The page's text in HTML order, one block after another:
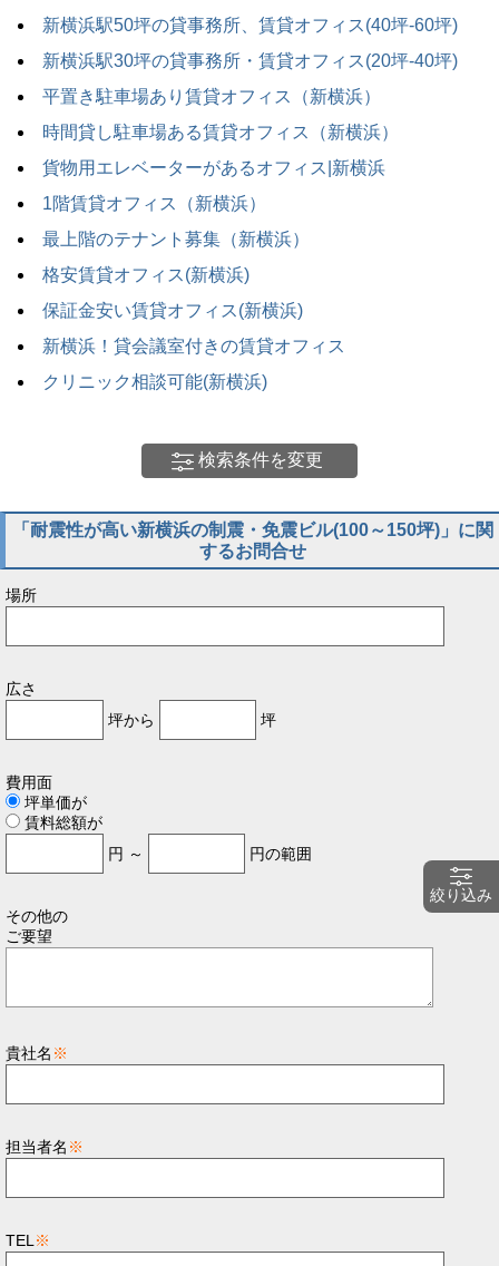
新横浜駅50坪の貸事務所、賃貸オフィス(40坪-60坪)
新横浜駅30坪の貸事務所・賃貸オフィス(20坪-40坪)
平置き駐車場あり賃貸オフィス（新横浜）
時間貸し駐車場ある賃貸オフィス（新横浜）
貨物用エレベーターがあるオフィス|新横浜
1階賃貸オフィス（新横浜）
最上階のテナント募集（新横浜）
格安賃貸オフィス(新横浜)
保証金安い賃貸オフィス(新横浜)
新横浜！貸会議室付きの賃貸オフィス
クリニック相談可能(新横浜)
検索条件を変更
絞り込み
「耐震性が高い新横浜の制震・免震ビル(100～150坪)」に関
するお問合せ
場所
広さ
坪から
坪
費用面
坪単価が
賃料総額が
円 ～
円の範囲
その他の
ご要望
貴社名 ※
担当者名 ※
TEL ※